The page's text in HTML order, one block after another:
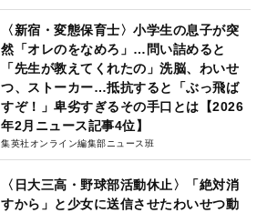
〈新宿・変態保育士〉小学生の息子が突
然「オレのをなめろ」…問い詰めると
「先生が教えてくれたの」洗脳、わいせ
つ、ストーカー…抵抗すると「ぶっ飛ば
すぞ！」卑劣すぎるその手口とは【2026
年2月ニュース記事4位】
集英社オンライン編集部ニュース班
〈日大三高・野球部活動休止〉「絶対消
すから」と少女に送信させたわいせつ動